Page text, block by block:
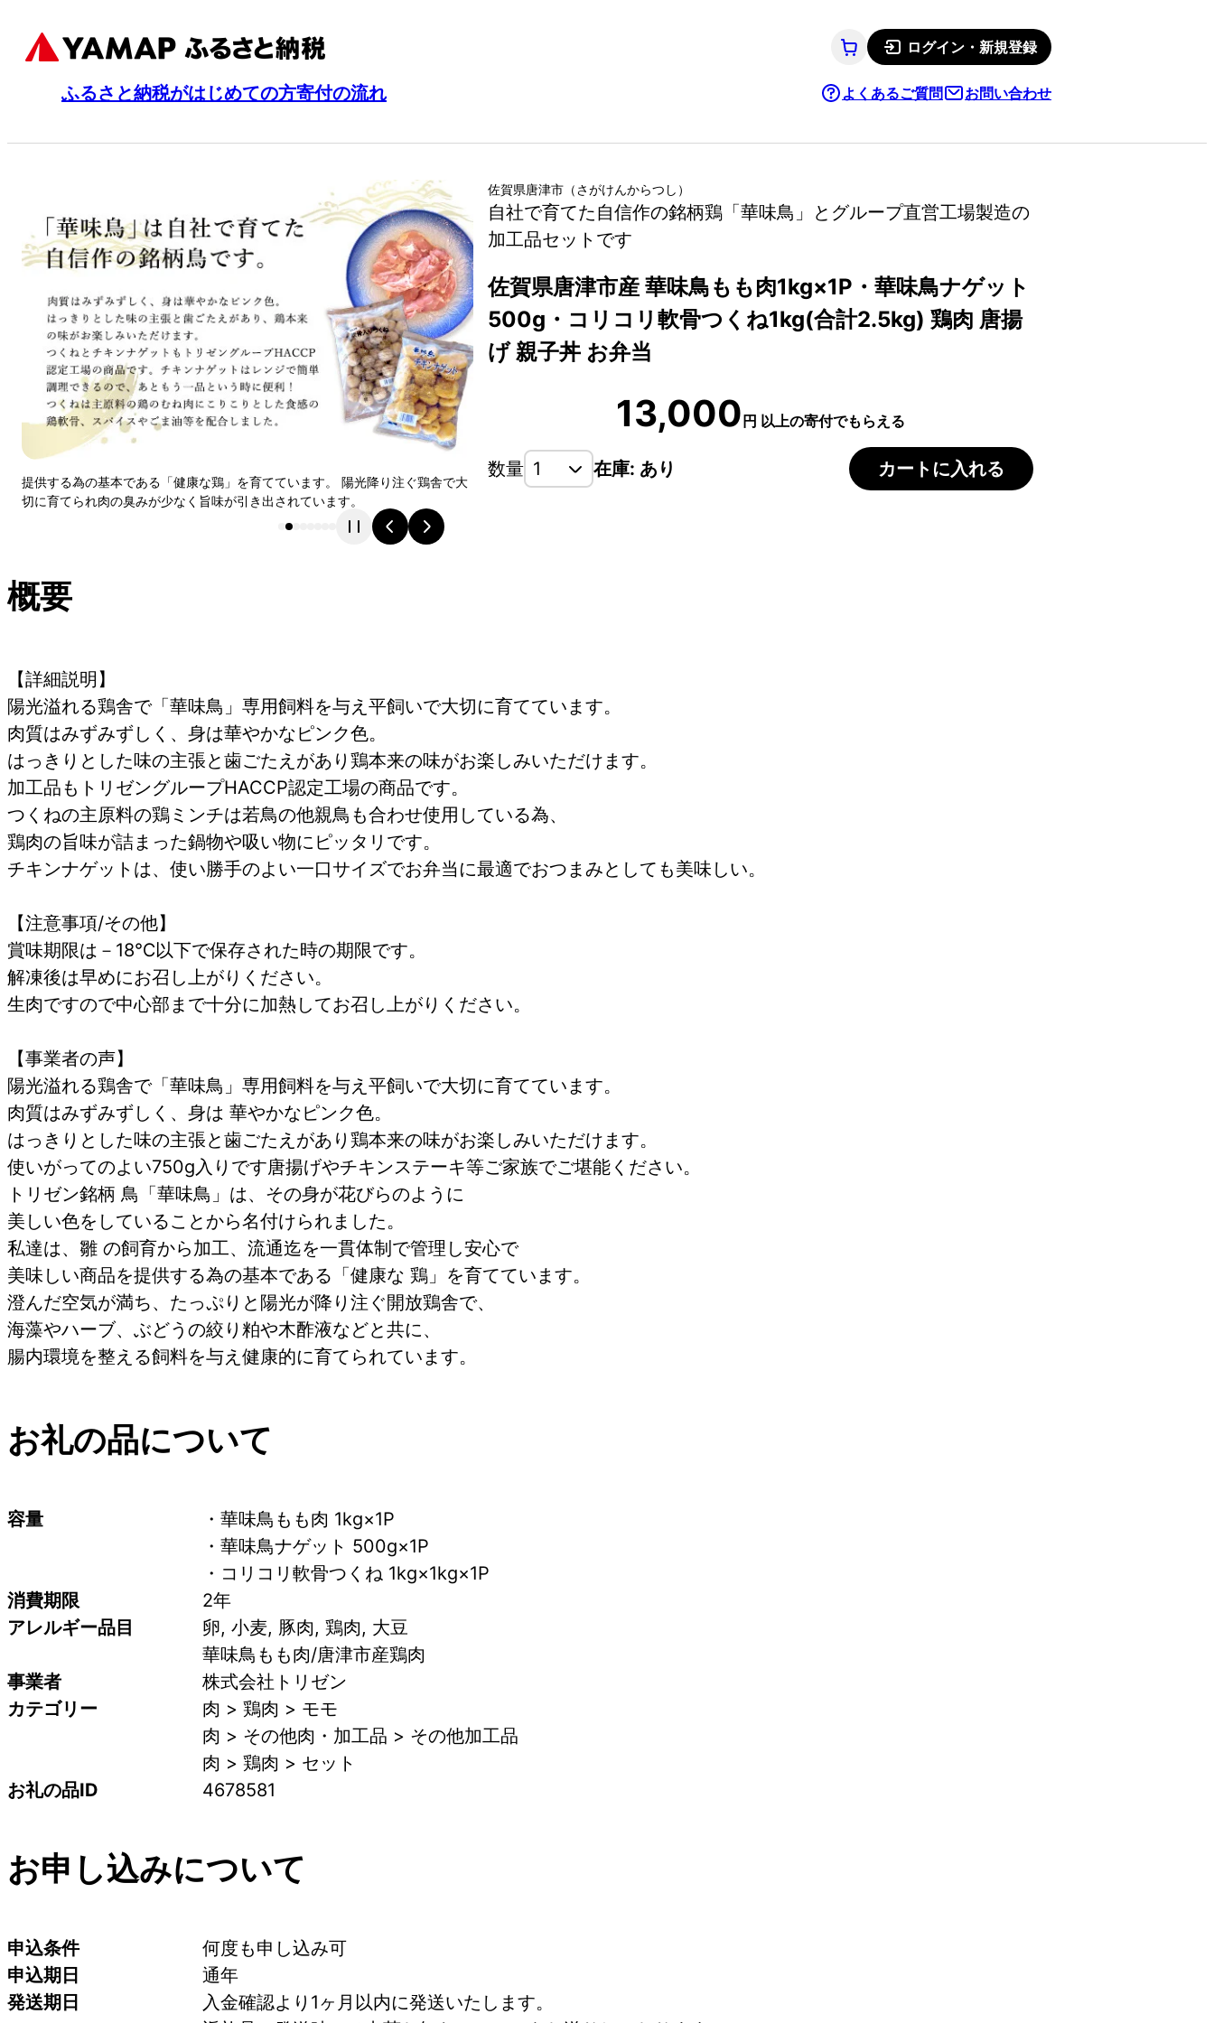
ログイン・新規登録
ふるさと納税がはじめての方寄付の流れ よくあるご質問 お問い合わせ
提供する為の基本である「健康な鶏」を育てています。 陽光降り注ぐ鶏舎で大
切に育てられ肉の臭みが少なく旨味が引き出されています。
煮ても焼いても揚げてもよし、アイディア次第で様々なお料理に活用できま
大人から子供まで大好き唐揚げ。
佐賀県唐津市 （さがけんからつし ）
自社で育てた自信作の銘柄鶏「華味鳥」とグループ直営工場製造の
加工品セットです
佐賀県唐津市産 華味鳥もも肉1kg×1P・華味鳥ナゲット
500g・コリコリ軟骨つくね1kg(合計2.5kg) 鶏肉 唐揚
げ 親子丼 お弁当
13,000円 以上の寄付でもらえる
数量 在庫: あり カートに入れる
概要
【詳細説明】
陽光溢れる鶏舎で「華味鳥」専用飼料を与え平飼いで大切に育てています。
肉質はみずみずしく、身は華やかなピンク色。
はっきりとした味の主張と歯ごたえがあり鶏本来の味がお楽しみいただけます。
加工品もトリゼングループHACCP認定工場の商品です。
つくねの主原料の鶏ミンチは若鳥の他親鳥も合わせ使用している為、
鶏肉の旨味が詰まった鍋物や吸い物にピッタリです。
チキンナゲットは、使い勝手のよい一口サイズでお弁当に最適でおつまみとしても美味しい。
【注意事項/その他】
賞味期限は－18℃以下で保存された時の期限です。
解凍後は早めにお召し上がりください。
生肉ですので中心部まで十分に加熱してお召し上がりください。
【事業者の声】
陽光溢れる鶏舎で「華味鳥」専用飼料を与え平飼いで大切に育てています。
肉質はみずみずしく、身は 華やかなピンク色。
はっきりとした味の主張と歯ごたえがあり鶏本来の味がお楽しみいただけます。
使いがってのよい750g入りです唐揚げやチキンステーキ等ご家族でご堪能ください。
トリゼン銘柄 鳥「華味鳥」は、その身が花びらのように
美しい色をしていることから名付けられました。
私達は、雛 の飼育から加工、流通迄を一貫体制で管理し安心で
美味しい商品を提供する為の基本である「健康な 鶏」を育てています。
澄んだ空気が満ち、たっぷりと陽光が降り注ぐ開放鶏舎で、
海藻やハーブ、ぶどうの絞り粕や木酢液などと共に、
腸内環境を整える飼料を与え健康的に育てられています。
お礼の品について
容量
・華味鳥もも肉 1kg×1P
・華味鳥ナゲット 500g×1P
・コリコリ軟骨つくね 1kg×1kg×1P
消費期限
2年
アレルギー品目
卵, 小麦, 豚肉, 鶏肉, 大豆
華味鳥もも肉/唐津市産鶏肉
事業者
株式会社トリゼン
カテゴリー
肉 > 鶏肉 > モモ
肉 > その他肉・加工品 > その他加工品
肉 > 鶏肉 > セット
お礼の品ID
4678581
お申し込みについて
申込条件
何度も申し込み可
申込期日
通年
発送期日
入金確認より1ヶ月以内に発送いたします。